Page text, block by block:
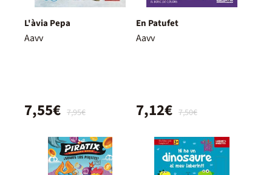
L'àvia Pepa
Aavv
7,95€
7,55€
En Patufet
Aavv
7,50€
7,12€